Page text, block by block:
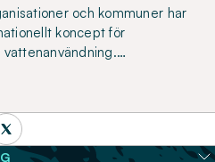
och kommuner har
koncept för